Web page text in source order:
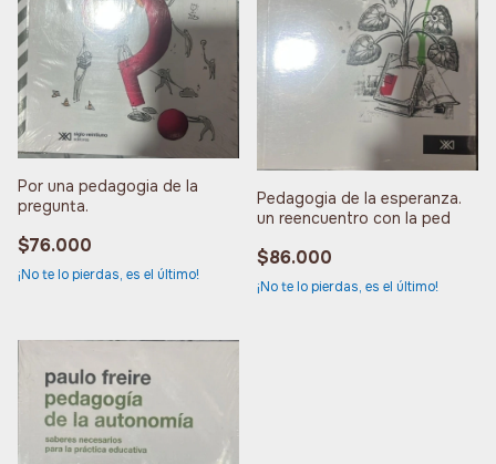
Por una pedagogia de la
pregunta.
$76.000
¡No te lo pierdas, es el último!
Pedagogia de la esperanza.
un reencuentro con la ped
$86.000
¡No te lo pierdas, es el último!